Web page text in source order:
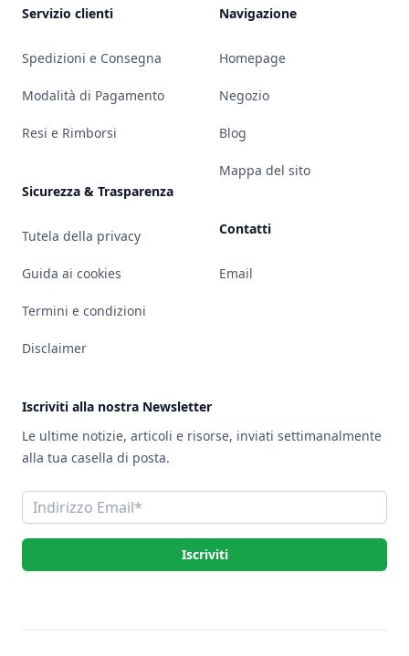
Servizio clienti
Spedizioni e Consegna
Modalità di Pagamento
Resi e Rimborsi
Sicurezza & Trasparenza
Tutela della privacy
Guida ai cookies
Termini e condizioni
Disclaimer
Navigazione
Homepage
Negozio
Blog
Mappa del sito
Contatti
Email
Iscriviti alla nostra Newsletter
Le ultime notizie, articoli e risorse, inviati settimanalmente
alla tua casella di posta.
Indirizzo Email
Iscriviti